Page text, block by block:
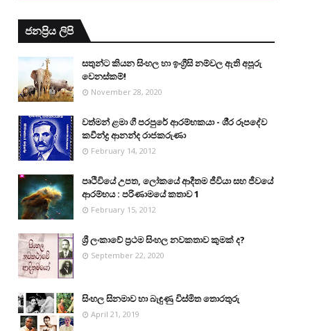
ජනප්‍රිය ලිපි
සතුන්ට කියන සිංහල හා ඉංග්‍රීසි නම්වල ඇති අපූරු
වෙනස්කම්!
November 28, 2020
වත්මන් ළමා ගී පරපුරේ ආරම්භකයා - ශී‍්‍ර රූපදේව
කවීන්ද්‍ර ආනන්ද රාජකරුණා
February 14, 2012
පෘථිවියේ උපත, ලෝකයේ ආදීතම ජීවියා සහ ජීවයේ
ආරම්භය : පරිණාමයේ කතාව 1
February 15, 2012
ශ්‍රී ලංකාවේ ප්‍රථම සිංහල නවකතාව කුමක් ද?
September 22, 2020
සිංහල සිනමාව හා බැඳුණු විස්මිත තොරතුරු
April 21, 2019